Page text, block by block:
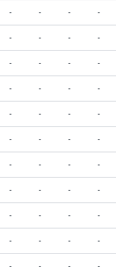
- - - -
- - - -
- - - -
- - - -
- - - -
- - - -
- - - -
- - - -
- - - -
- - - -
- - - -